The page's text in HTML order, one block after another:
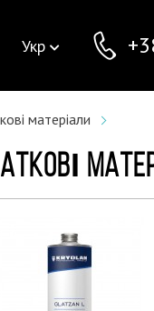
Укр
матеріали